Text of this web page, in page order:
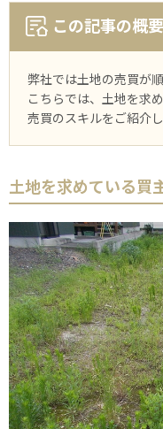
この記事の概要
弊社では土地の売買が
こちらでは、土地を求
売買のスキルをご紹介し
土地を求めている買